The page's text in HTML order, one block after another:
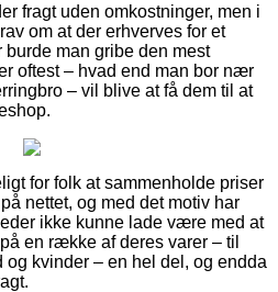
fragt uden omkostninger, men i
om at der erhverves for et
man gribe den mest
oftest – hvad end man bor nær
– vil blive at få dem til at
for folk at sammenholde priser
nettet, og med det motiv har
ikke kunne lade være med at
en række af deres varer – til
kvinder – en hel del, og endda